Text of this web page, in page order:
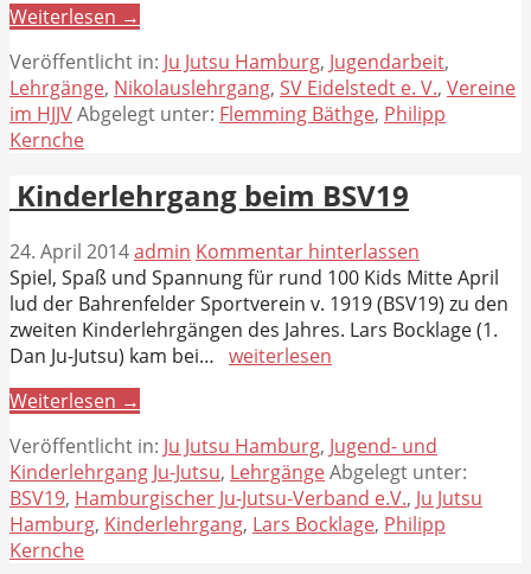
Weiterlesen →
Veröffentlicht in: Ju Jutsu Hamburg, Jugendarbeit,
Lehrgänge, Nikolauslehrgang, SV Eidelstedt e. V., Vereine
im HJJVAbgelegt unter: Flemming Bäthge, Philipp
Kernche
Kinderlehrgang beim BSV19
24. April 2014admin Kommentar hinterlassen
Spiel, Spaß und Spannung für rund 100 Kids Mitte April
lud der Bahrenfelder Sportverein v. 1919 (BSV19) zu den
zweiten Kinderlehrgängen des Jahres. Lars Bocklage (1.
Dan Ju-Jutsu) kam bei… weiterlesen
Weiterlesen →
Veröffentlicht in: Ju Jutsu Hamburg, Jugend- und
Kinderlehrgang Ju-Jutsu, LehrgängeAbgelegt unter:
BSV19, Hamburgischer Ju-Jutsu-Verband e.V., Ju Jutsu
Hamburg, Kinderlehrgang, Lars Bocklage, Philipp
Kernche